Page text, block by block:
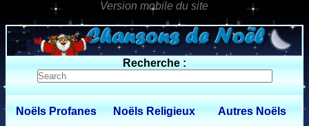
0 $limitbot 1 $limittot 2
Recherche :
Noëls Profanes Noëls Religieux Autres Noëls